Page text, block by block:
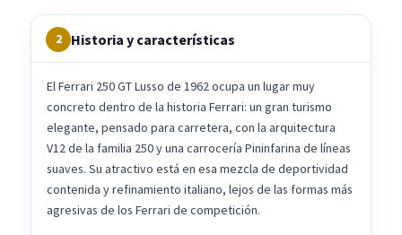
2 Historia y características
El Ferrari 250 GT Lusso de 1962 ocupa un lugar muy
concreto dentro de la historia Ferrari: un gran turismo
elegante, pensado para carretera, con la arquitectura
V12 de la familia 250 y una carrocería Pininfarina de líneas
suaves. Su atractivo está en esa mezcla de deportividad
contenida y refinamiento italiano, lejos de las formas más
agresivas de los Ferrari de competición.